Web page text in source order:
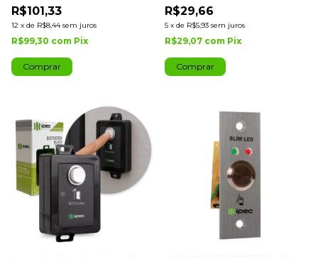
R$101,33
12 x de R$8,44 sem juros
R$99,30 com Pix
R$29,66
5 x de R$5,93 sem juros
R$29,07 com Pix